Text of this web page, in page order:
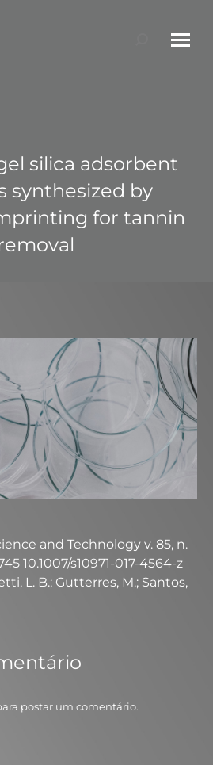
Search:
silica adsorbent
synthesized by
for tannin
and Technology v. 85, n.
10.1007/s10971-017-4564-z
L. B.; Gutterres, M.; Santos,
postar um comentário.